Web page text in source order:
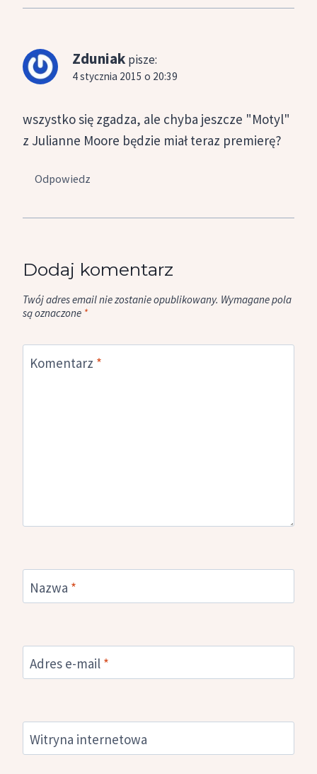
Zduniak pisze:
4 stycznia 2015 o 20:39
wszystko się zgadza, ale chyba jeszcze "Motyl"
z Julianne Moore będzie miał teraz premierę?
Odpowiedz
Dodaj komentarz
Twój adres email nie zostanie opublikowany. Wymagane pola
są oznaczone *
Komentarz *
Nazwa *
Adres e-mail *
Witryna internetowa